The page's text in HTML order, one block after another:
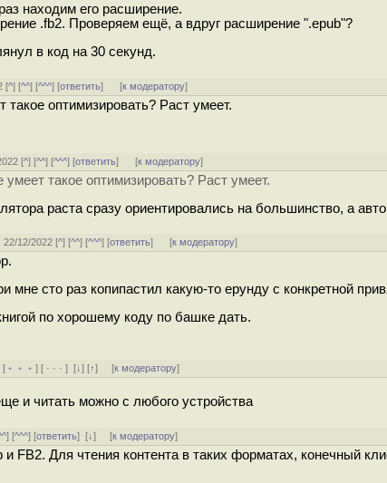
находим его расширение.
.fb2. Проверяем ещё, а вдруг расширение ".epub"?
в код на 30 секунд.
[^] [^^] [^^^] [ответить] [к модератору]
оптимизировать? Раст умеет.
[^] [^^] [^^^] [ответить] [к модератору]
такое оптимизировать? Раст умеет.
раста сразу ориентировались на большинство, а
22/12/2022 [^] [^^] [^^^] [ответить] [к модератору]
мне сто раз копипастил какую-то ерунду с конкретной
по хорошему коду по башке дать.
[ ﹢﹢﹢] [ · · ·][↓] [↑] [к модератору]
и читать можно с любого устройства
] [^^^] [ответить][↓] [к модератору]
FB2. Для чтения контента в таких форматах, конечный